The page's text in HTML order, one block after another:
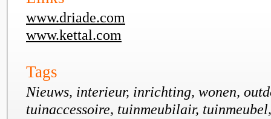
www.driade.com
www.kettal.com
Tags
Nieuws, interieur, inrichting, wonen,
tuinaccessoire, tuinmeubilair,